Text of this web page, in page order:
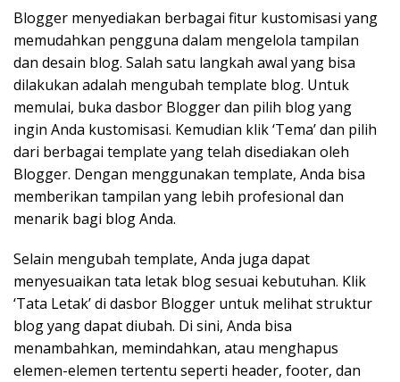
Blogger menyediakan berbagai fitur kustomisasi yang
memudahkan pengguna dalam mengelola tampilan
dan desain blog. Salah satu langkah awal yang bisa
dilakukan adalah mengubah template blog. Untuk
memulai, buka dasbor Blogger dan pilih blog yang
ingin Anda kustomisasi. Kemudian klik ‘Tema’ dan pilih
dari berbagai template yang telah disediakan oleh
Blogger. Dengan menggunakan template, Anda bisa
memberikan tampilan yang lebih profesional dan
menarik bagi blog Anda.
Selain mengubah template, Anda juga dapat
menyesuaikan tata letak blog sesuai kebutuhan. Klik
‘Tata Letak’ di dasbor Blogger untuk melihat struktur
blog yang dapat diubah. Di sini, Anda bisa
menambahkan, memindahkan, atau menghapus
elemen-elemen tertentu seperti header, footer, dan